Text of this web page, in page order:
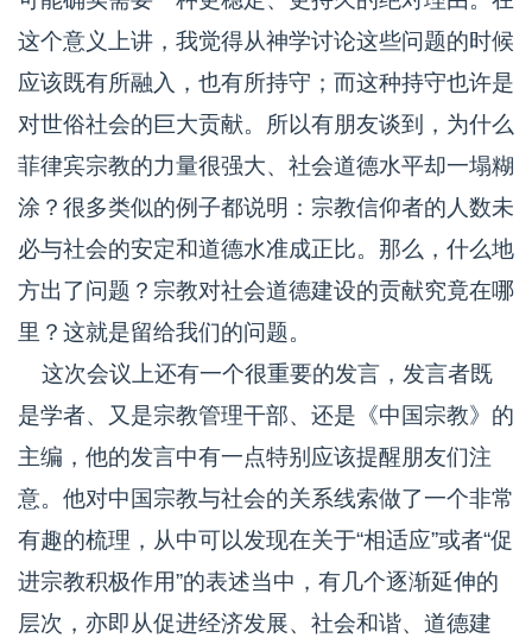
这个意义上讲，我觉得从神学讨论这些问题的时候
应该既有所融入，也有所持守；而这种持守也许是
对世俗社会的巨大贡献。所以有朋友谈到，为什么
菲律宾宗教的力量很强大、社会道德水平却一塌糊
涂？很多类似的例子都说明：宗教信仰者的人数未
必与社会的安定和道德水准成正比。那么，什么地
方出了问题？宗教对社会道德建设的贡献究竟在哪
里？这就是留给我们的问题。
这次会议上还有一个很重要的发言，发言者既
是学者、又是宗教管理干部、还是《中国宗教》的
主编，他的发言中有一点特别应该提醒朋友们注
意。他对中国宗教与社会的关系线索做了一个非常
有趣的梳理，从中可以发现在关于“相适应”或者“促
进宗教积极作用”的表述当中，有几个逐渐延伸的
层次，亦即从促进经济发展、社会和谐、道德建